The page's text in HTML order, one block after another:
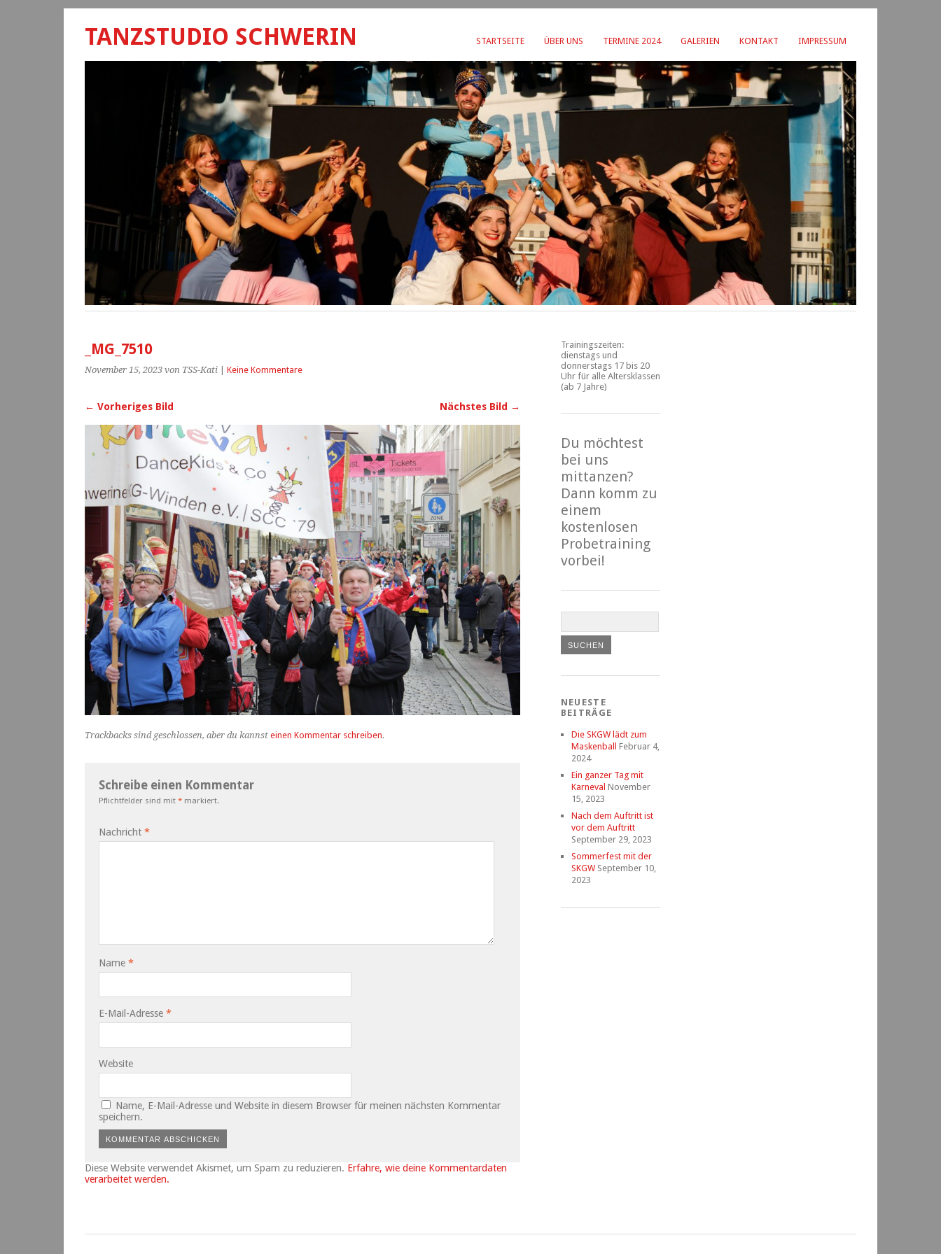
STARTSEITE ÜBER UNS TERMINE 2024 GALERIEN KONTAKT IMPRESSUM
TANZSTUDIO SCHWERIN
_MG_7510
November 15, 2023 von TSS-Kati Keine Kommentare
← Vorheriges Bild Nächstes Bild →
Trackbacks sind geschlossen, aber du kannst einen Kommentar schreiben.
Schreibe einen Kommentar
Pflichtfelder sind mit * markiert.
Nachricht *
Name *
E-Mail-Adresse *
Website
Name, E-Mail-Adresse und Website in diesem Browser für meinen nächsten Kommentar
speichern.
Diese Website verwendet Akismet, um Spam zu reduzieren. Erfahre, wie deine Kommentardaten
verarbeitet werden.
Trainingszeiten:
dienstags und
donnerstags 17 bis 20
Uhr für alle Altersklassen
(ab 7 Jahre)
Du möchtest
bei uns
mittanzen?
Dann komm zu
einem
kostenlosen
Probetraining
vorbei!
NEUESTE
BEITRÄGE
Die SKGW lädt zum
Maskenball
Februar 4,
2024
Ein ganzer Tag mit
Karneval November
15, 2023
Nach dem Auftritt ist
vor dem Auftritt
September 29, 2023
Sommerfest mit der
SKGW September 10,
2023